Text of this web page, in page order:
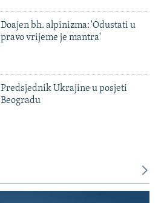
Doajen bh. alpinizma: 'Odustati u
pravo vrijeme je mantra'
Predsjednik Ukrajine u posjeti
Beogradu